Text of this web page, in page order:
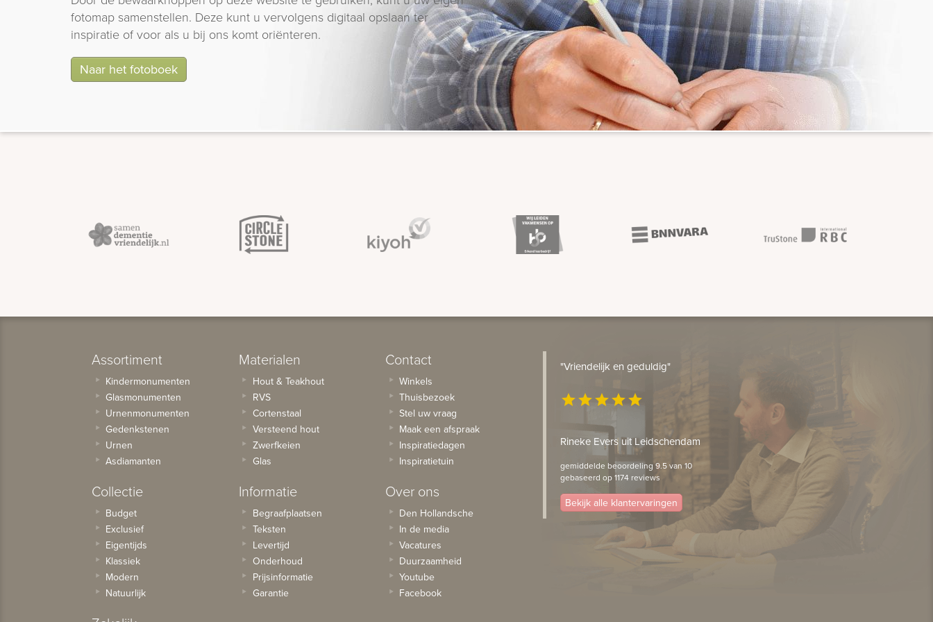
fotomap samenstellen. Deze kunt u vervolgens digitaal opslaan ter
inspiratie of voor als u bij ons komt oriënteren.
Naar het fotoboek
Assortiment
Kindermonumenten
Glasmonumenten
Urnenmonumenten
Gedenkstenen
Urnen
Asdiamanten
Collectie
Budget
Exclusief
Eigentijds
Klassiek
Modern
Natuurlijk
Materialen
Hout & Teakhout
RVS
Cortenstaal
Versteend hout
Zwerfkeien
Glas
Informatie
Begraafplaatsen
Teksten
Levertijd
Onderhoud
Prijsinformatie
Garantie
Contact
Winkels
Thuisbezoek
Stel uw vraag
Maak een afspraak
Inspiratiedagen
Inspiratietuin
Over ons
Den Hollandsche
In de media
Vacatures
Duurzaamheid
Youtube
Facebook
"Vriendelijk en geduldig"
starstarstarstarstar
Rineke Evers uit Leidschendam
gemiddelde beoordeling 9.5 van 10
gebaseerd op 1174 reviews
Bekijk alle klantervaringen